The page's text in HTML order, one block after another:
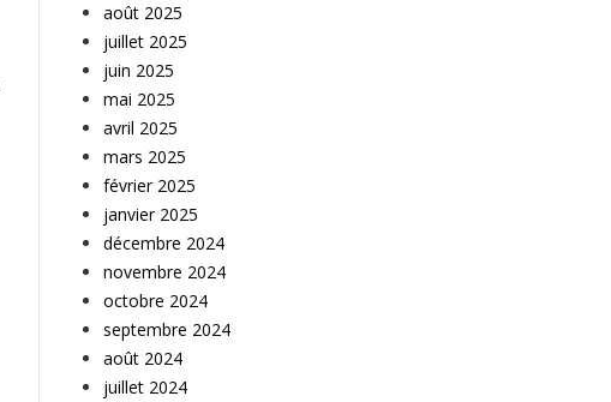
août 2025
juillet 2025
juin 2025
mai 2025
avril 2025
mars 2025
février 2025
janvier 2025
décembre 2024
novembre 2024
octobre 2024
septembre 2024
août 2024
juillet 2024